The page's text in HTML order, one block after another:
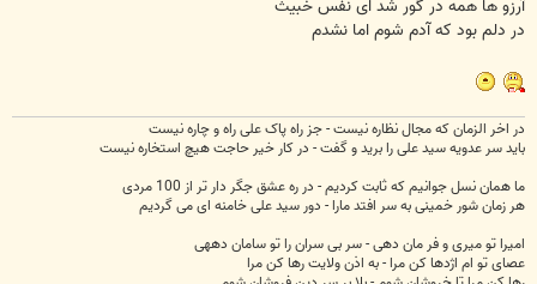
آرزو ها همه در گور شد ای نفس خبیث
در دلم بود که آدم شوم اما نشدم
در اخر الزمان که مجال نظاره نیست - جز راه پاک علی راه و چاره نیست
باید سر عدویه سید علی را برید و گفت - در کار خیر حاجت هیچ استخاره نیست
ما همان نسل جوانیم که ثابت کردیم - در ره عشق جگر دار تر از 100 مردی
هر زمان شور خمینی به سر افتد مارا - دور سید علی خامنه ای می گردیم
امیرا تو میری و فر مان دهی - سر بی سران را تو سامان دههی
عصای تو ام اژدها کن مرا - به اذن ولایت رها کن مرا